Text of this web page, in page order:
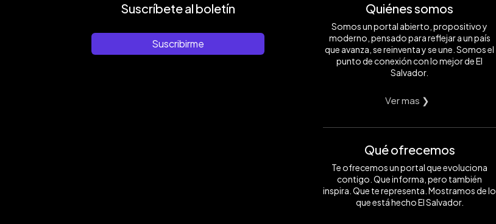
Suscríbete al boletín
Suscribirme
Quiénes somos
Somos un portal abierto, propositivo y
moderno, pensado para reflejar a un país
que avanza, se reinventa y se une. Somos el
punto de conexión con lo mejor de El
Salvador.
Ver mas ❯
Qué ofrecemos
Te ofrecemos un portal que evoluciona
contigo. Que informa, pero también
inspira. Que te representa. Mostramos de lo
que está hecho El Salvador.